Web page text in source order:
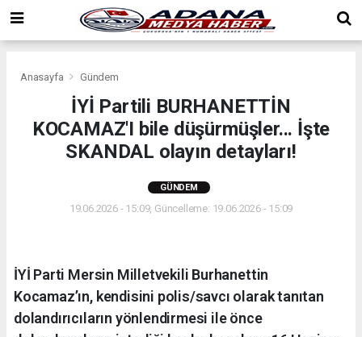
Anasayfa Gündem
İYİ Partili BURHANETTİN
KOCAMAZ'I bile düşürmüşler... İşte
SKANDAL olayın detayları!
GÜNDEM
19.06.2026 - 15:09, Güncelleme: 19.06.2026 - 15:09
İYİ Parti Mersin Milletvekili Burhanettin
Kocamaz’ın, kendisini polis/savcı olarak tanıtan
dolandırıcıların yönlendirmesi ile önce